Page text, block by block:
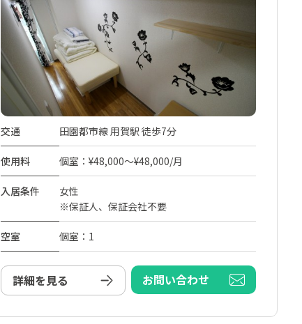
交通 田園都市線 用賀駅 徒歩7分
使用料 個室：¥48,000～¥48,000/月
入居条件
女性
※保証人、保証会社不要
空室 個室：1
詳細を見る お問い合わせ